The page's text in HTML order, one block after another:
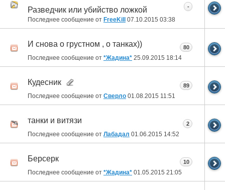
Разведчик или убийство ложкой
Последнее сообщение от FreeKill 07.10.2015 03:38
-
И снова о грустном , о танках))
Последнее сообщение от *Жадина* 25.09.2015 18:14
80
Кудесник
Последнее сообщение от Сверло 01.08.2015 11:51
89
танки и витязи
Последнее сообщение от Лабадал 01.06.2015 14:52
2
Берсерк
Последнее сообщение от *Жадина* 01.05.2015 21:05
10